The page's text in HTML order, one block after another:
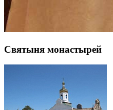
Святыня монастырей